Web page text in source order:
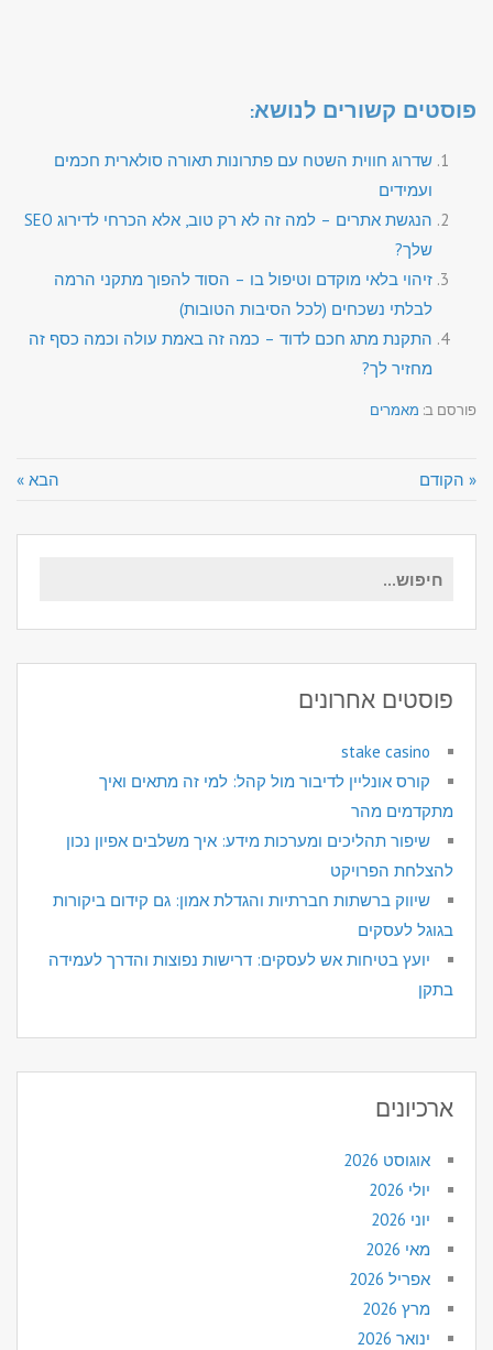
פוסטים קשורים לנושא:
שדרוג חווית השטח עם פתרונות תאורה סולארית חכמים
ועמידים
הנגשת אתרים – למה זה לא רק טוב, אלא הכרחי לדירוג SEO
שלך?
זיהוי בלאי מוקדם וטיפול בו – הסוד להפוך מתקני הרמה
לבלתי נשכחים (לכל הסיבות הטובות)
התקנת מתג חכם לדוד – כמה זה באמת עולה וכמה כסף זה
מחזיר לך?
פורסם ב: מאמרים
« הקודם הבא »
חיפוש
פוסטים אחרונים
stake casino
קורס אונליין לדיבור מול קהל: למי זה מתאים ואיך
מתקדמים מהר
שיפור תהליכים ומערכות מידע: איך משלבים אפיון נכון
להצלחת הפרויקט
שיווק ברשתות חברתיות והגדלת אמון: גם קידום ביקורות
בגוגל לעסקים
יועץ בטיחות אש לעסקים: דרישות נפוצות והדרך לעמידה
בתקן
ארכיונים
אוגוסט 2026
יולי 2026
יוני 2026
מאי 2026
אפריל 2026
מרץ 2026
ינואר 2026